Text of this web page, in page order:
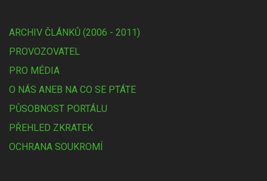
ARCHIV ČLÁNKŮ (2006 - 2011)
PROVOZOVATEL
PRO MÉDIA
O NÁS ANEB NA CO SE PTÁTE
PŮSOBNOST PORTÁLU
PŘEHLED ZKRATEK
OCHRANA SOUKROMÍ